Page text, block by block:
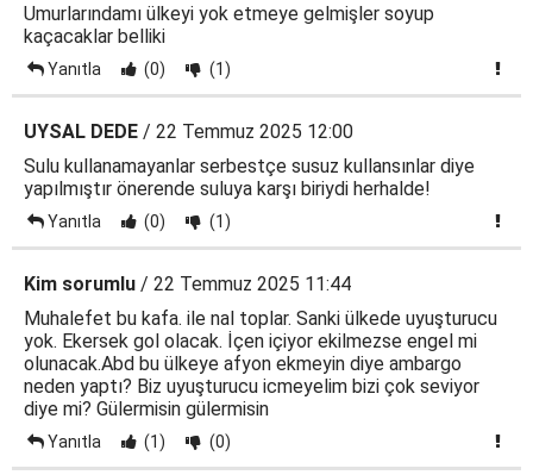
Umurlarındamı ülkeyi yok etmeye gelmişler soyup
kaçacaklar belliki
Yanıtla (0) (1)
UYSAL DEDE / 22 Temmuz 2025 12:00
Sulu kullanamayanlar serbestçe susuz kullansınlar diye
yapılmıştır önerende suluya karşı biriydi herhalde!
Yanıtla (0) (1)
Kim sorumlu / 22 Temmuz 2025 11:44
Muhalefet bu kafa. ile nal toplar. Sanki ülkede uyuşturucu
yok. Ekersek gol olacak. İçen içiyor ekilmezse engel mi
olunacak.Abd bu ülkeye afyon ekmeyin diye ambargo
neden yaptı? Biz uyuşturucu icmeyelim bizi çok seviyor
diye mi? Gülermisin gülermisin
Yanıtla (1) (0)